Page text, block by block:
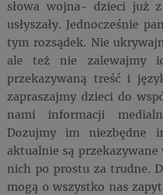
słowa wojna- dzieci już
usłyszały. Jednocześnie
tym rozsądek. Nie
ale też nie zalewajmy
przekazywaną treść i
zapraszajmy dzieci do
nami informacji
Dozujmy im niezbędne
aktualnie są
nich po prostu za trudne.
mogą o wszystko nas